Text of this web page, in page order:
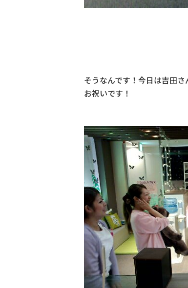
そうなんです！今日は吉田
お祝いです！